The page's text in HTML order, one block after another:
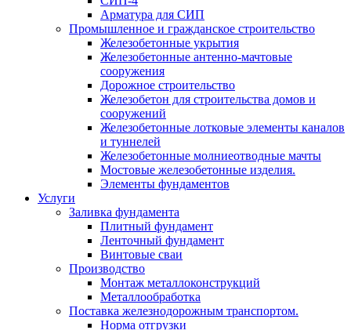
Арматура для СИП
Промышленное и гражданское строительство
Железобетонные укрытия
Железобетонные антенно-мачтовые
сооружения
Дорожное строительство
Железобетон для строительства домов и
сооружений
Железобетонные лотковые элементы каналов
и туннелей
Железобетонные молниеотводные мачты
Мостовые железобетонные изделия.
Элементы фундаментов
Услуги
Заливка фундамента
Плитный фундамент
Ленточный фундамент
Винтовые сваи
Производство
Монтаж металлоконструкций
Металлообработка
Поставка железнодорожным транспортом.
Норма отгрузки